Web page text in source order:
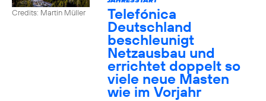
Credits: Martin Müller Telefónica
Deutschland
beschleunigt
Netzausbau und
errichtet doppelt so
viele neue Masten
wie im Vorjahr